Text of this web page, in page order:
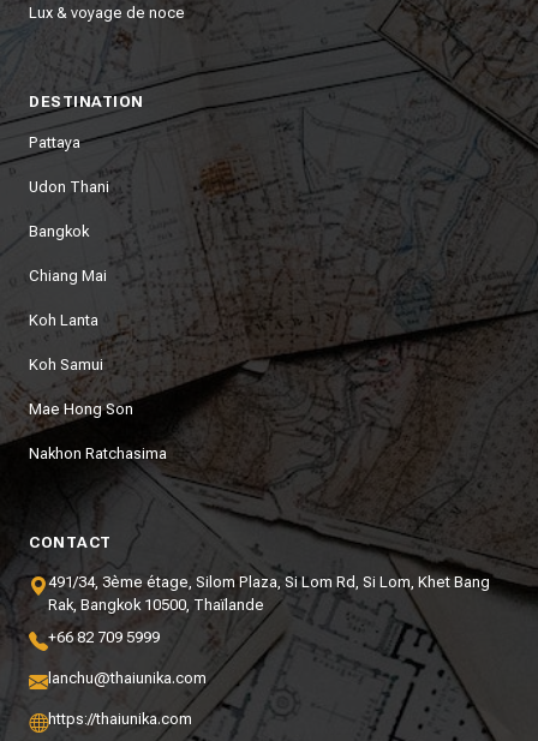
Lux & voyage de noce
DESTINATION
Pattaya
Udon Thani
Bangkok
Chiang Mai
Koh Lanta
Koh Samui
Mae Hong Son
Nakhon Ratchasima
CONTACT
491/34, 3ème étage, Silom Plaza, Si Lom Rd, Si Lom, Khet Bang
Rak, Bangkok 10500, Thaïlande
+66 82 709 5999
lanchu@thaiunika.com
https://thaiunika.com